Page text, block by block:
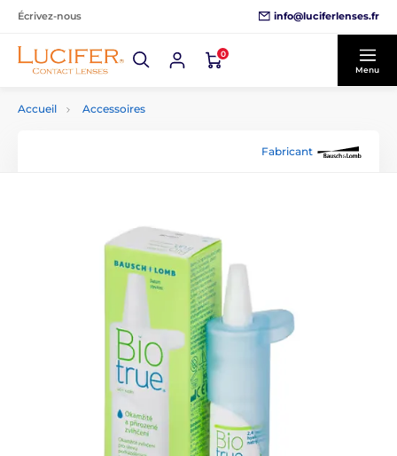
Écrivez-nous info@luciferlenses.fr
0
Menu
Accueil Accessoires
Fabricant